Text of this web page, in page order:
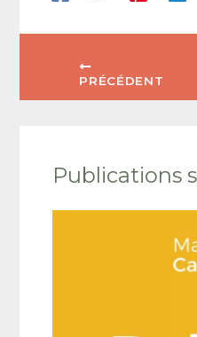
PRÉCÉDENT
Publications